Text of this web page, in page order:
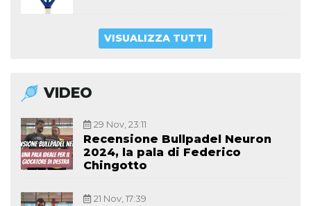
VISUALIZZA TUTTI
VIDEO
29 Nov, 23:11
Recensione Bullpadel Neuron
2024, la pala di Federico
Chingotto
21 Nov, 17:39